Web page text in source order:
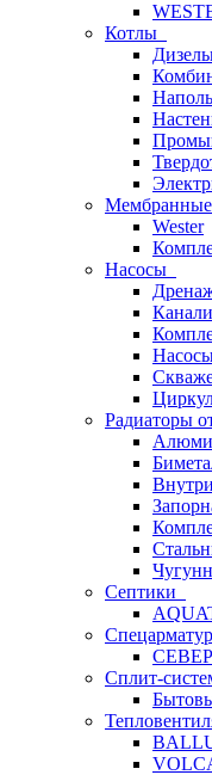
Котлы
Мембранные
Wester
Насосы
Радиаторы
Септики
СЕВЕР
Сплит-